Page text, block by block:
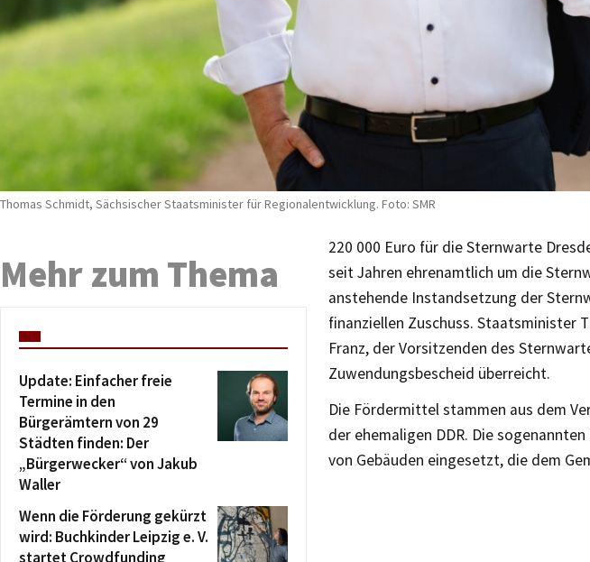
Thomas Schmidt, Sächsischer Staatsminister für Regionalentwicklung. Foto: SMR
220 000 Euro für die Sternwarte
seit Jahren ehrenamtlich um die
anstehende Instandsetzung der
finanziellen Zuschuss. Staatsminister
Franz, der Vorsitzenden des
Zuwendungsbescheid überreicht.
Die Fördermittel stammen aus dem
der ehemaligen DDR. Die
von Gebäuden eingesetzt, die dem
Mehr zum Thema
Update: Einfacher freie
Termine in den
Bürgerämtern von 29
Städten finden: Der
„Bürgerwecker“ von Jakub
Waller
Wenn die Förderung gekürzt
wird: Buchkinder Leipzig e. V.
startet Crowdfunding